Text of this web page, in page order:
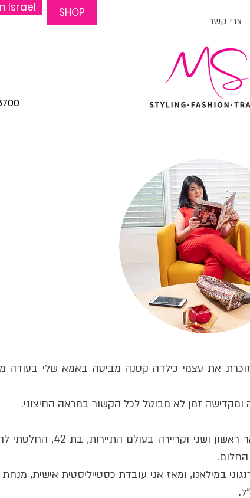
Israel SHOP
צרי קשר
את עצמי כילדה קטנה מביטה באמא שלי בעודה
זמן לא מבוטל לכל הקשור במראה החיצוני.
אחרי מספר שנים בשירות הביטחון הכללי, תואר ראשון ושני
החלום.
במילאנו, ומאז אני עובדת כסטייליסטית אישית,